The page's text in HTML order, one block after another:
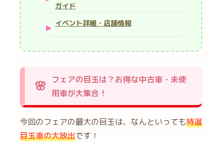
ガイド
イベント詳細・店舗情報
フェアの目玉は？お得な中古車・未使
用車が大集合！
今回のフェアの最大の目玉は、なんといっても特選
目玉車の大放出です！